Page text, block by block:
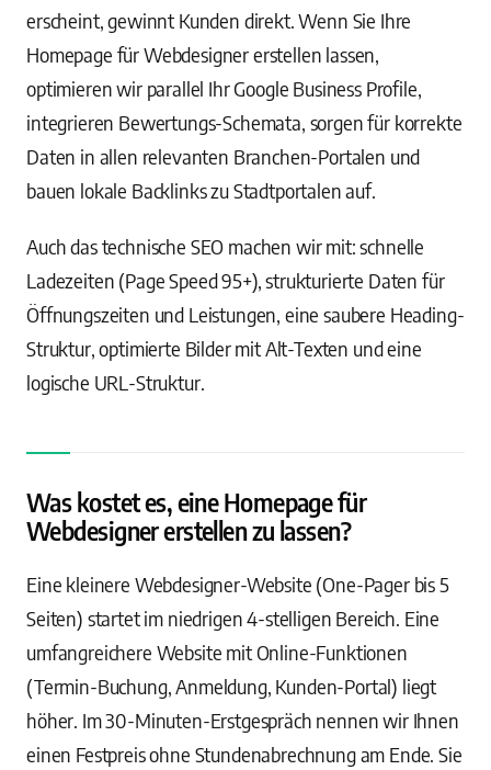
erscheint, gewinnt Kunden direkt. Wenn Sie Ihre
Homepage für Webdesigner erstellen lassen,
optimieren wir parallel Ihr Google Business Profile,
integrieren Bewertungs-Schemata, sorgen für korrekte
Daten in allen relevanten Branchen-Portalen und
bauen lokale Backlinks zu Stadtportalen auf.
Auch das technische SEO machen wir mit: schnelle
Ladezeiten (Page Speed 95+), strukturierte Daten für
Öffnungszeiten und Leistungen, eine saubere Heading-
Struktur, optimierte Bilder mit Alt-Texten und eine
logische URL-Struktur.
Was kostet es, eine Homepage für
Webdesigner erstellen zu lassen?
Eine kleinere Webdesigner-Website (One-Pager bis 5
Seiten) startet im niedrigen 4-stelligen Bereich. Eine
umfangreichere Website mit Online-Funktionen
(Termin-Buchung, Anmeldung, Kunden-Portal) liegt
höher. Im 30-Minuten-Erstgespräch nennen wir Ihnen
einen Festpreis ohne Stundenabrechnung am Ende. Sie